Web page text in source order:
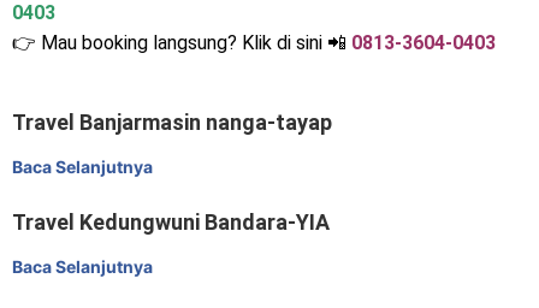
0403
👉 Mau booking langsung? Klik di sini 📲 0813-3604-0403
Travel Banjarmasin nanga-tayap
Baca Selanjutnya
Travel Kedungwuni Bandara-YIA
Baca Selanjutnya